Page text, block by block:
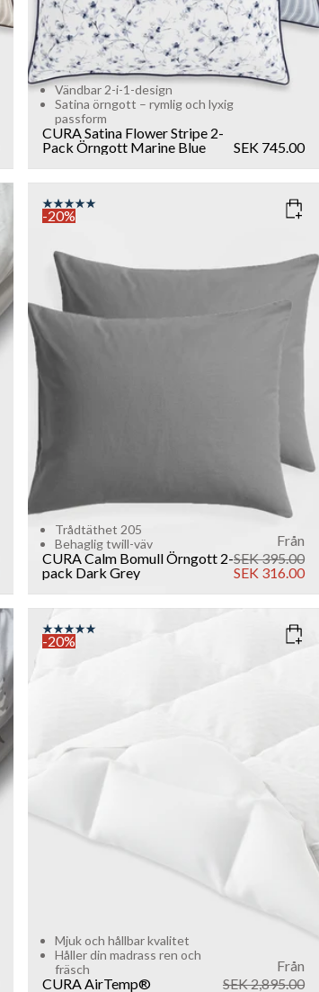
Vändbar 2-i-1-design
Satina örngott – rymlig och lyxig
passform
CURA Satina Flower Stripe 2-
Pack Örngott Marine Blue SEK 745.00
SIZE
80x80
-20%
Trådtäthet 205
Behaglig twill-väv
CURA Calm Bomull Örngott 2-
pack Dark Grey
Från
SEK 395.00
SEK 316.00
140x200
180x200
-20%
Mjuk och hållbar kvalitet
Håller din madrass ren och
fräsch
CURA AirTemp®
Från
SEK 2,895.00